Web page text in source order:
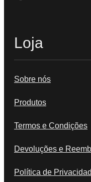
Loja
Sobre nós
Produtos
Termos e Condições
Devoluções e
Política de